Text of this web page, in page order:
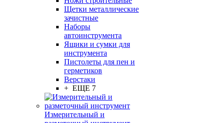
Щетки металлические
зачистные
Наборы
автоинструмента
Ящики и сумки для
инструмента
Пистолеты для пен и
герметиков
Верстаки
+ ЕЩЕ 7
Измерительный и